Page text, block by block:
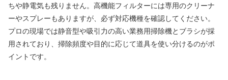
ちや静電気も残りません。高機能フィルターには専用のクリーナ
ーやスプレーもありますが、必ず対応機種を確認してください。
プロの現場では静音型や吸引力の高い業務用掃除機とブラシが採
用されており、掃除頻度や目的に応じて道具を使い分けるのがポ
イントです。